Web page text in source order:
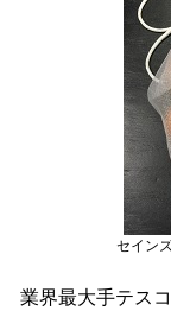
セイン
業界最大手テス